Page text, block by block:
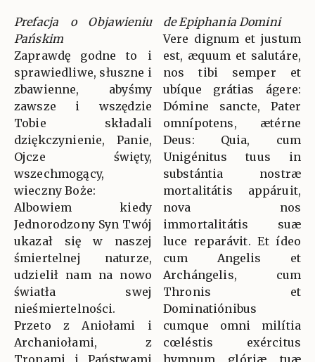
Prefacja o Objawieniu
Pańskim
Zaprawdę godne to i
sprawiedliwe, słuszne i
zbawienne, abyśmy
zawsze i wszędzie
Tobie składali
dziękczynienie, Panie,
Ojcze święty,
wszechmogący,
wieczny Boże:
Albowiem kiedy
Jednorodzony Syn Twój
ukazał się w naszej
śmiertelnej naturze,
udzielił nam na nowo
światła swej
nieśmiertelności.
Przeto z Aniołami i
Archaniołami, z
de Epiphania Domini
Vere dignum et justum
est, æquum et salutáre,
nos tibi semper et
ubíque grátias ágere:
Dómine sancte, Pater
omnípotens, ætérne
Deus: Quia, cum
Unigénitus tuus in
substántia nostræ
mortalitátis appáruit,
nova nos
immortalitátis suæ
luce reparávit. Et ídeo
cum Angelis et
Archángelis, cum
Thronis et
Dominatiónibus
cumque omni milítia
cœléstis exércitus